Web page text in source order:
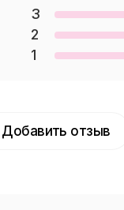
3
2
1
Добавить отзыв